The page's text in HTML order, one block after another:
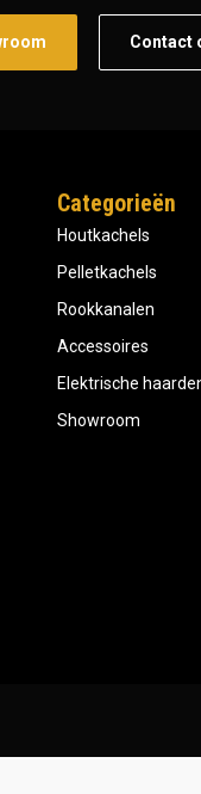
Contact
Categorieën
Houtkachels
Pelletkachels
Rookkanalen
Accessoires
Elektrische
Showroom